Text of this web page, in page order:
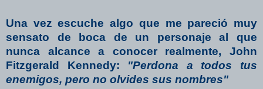
Una vez escuche algo que me pareció muy
sensato de boca de un personaje al que
nunca alcance a conocer realmente, John
Fitzgerald Kennedy: "Perdona a todos tus
enemigos, pero no olvides sus nombres"